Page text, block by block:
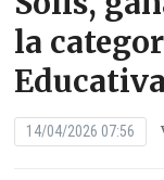
la
14/04/2026 07:56